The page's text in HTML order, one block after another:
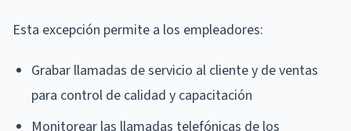
Esta excepción permite a los empleadores:
Grabar llamadas de servicio al cliente y de ventas
para control de calidad y capacitación
Monitorear las llamadas telefónicas de los